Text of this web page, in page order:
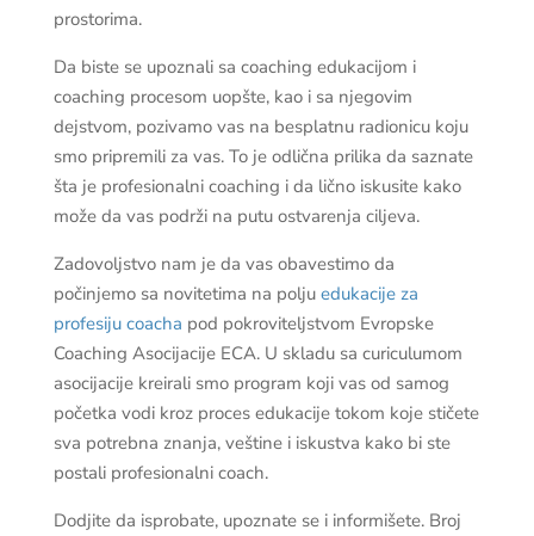
prostorima.
Da biste se upoznali sa coaching edukacijom i
coaching procesom uopšte, kao i sa njegovim
dejstvom, pozivamo vas na besplatnu radionicu koju
smo pripremili za vas. To je odlična prilika da saznate
šta je profesionalni coaching i da lično iskusite kako
može da vas podrži na putu ostvarenja ciljeva.
Zadovoljstvo nam je da vas obavestimo da
počinjemo sa novitetima na polju edukacije za
profesiju coacha pod pokroviteljstvom Evropske
Coaching Asocijacije ECA. U skladu sa curiculumom
asocijacije kreirali smo program koji vas od samog
početka vodi kroz proces edukacije tokom koje stičete
sva potrebna znanja, veštine i iskustva kako bi ste
postali profesionalni coach.
Dodjite da isprobate, upoznate se i informišete. Broj